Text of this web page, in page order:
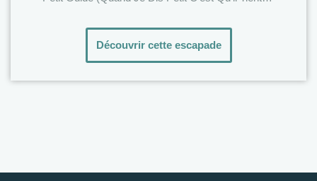
Découvrir cette escapade